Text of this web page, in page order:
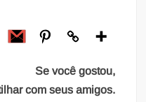
Se você gostou,
com seus amigos.